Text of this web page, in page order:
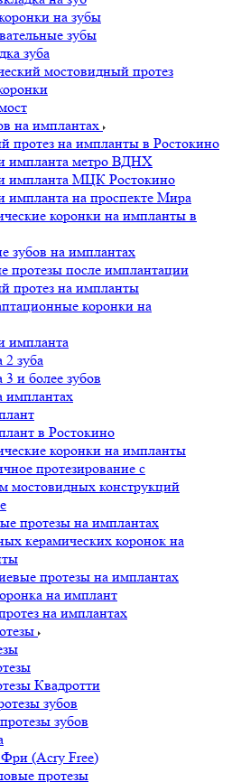
на зубы
зубы
зуба
мостовидный протез
на имплантах
протез на импланты в Ростокино
импланта метро ВДНХ
импланта МЦК Ростокино
импланта на проспекте Мира
коронки на импланты в
зубов на имплантах
протезы после имплантации
протез на импланты
коронки на
импланта
2 зуба
и более зубов
имплантах
в Ростокино
коронки на импланты
протезирование с
мостовидных конструкций
протезы на имплантах
керамических коронок на
протезы на имплантах
на имплант
на имплантах
Квадротти
зубов
зубов
(Acry Free)
протезы